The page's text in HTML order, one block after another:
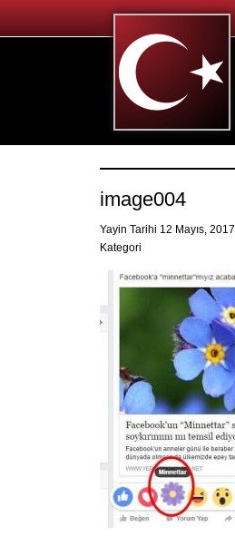
image004
Yayin Tarihi 12 Mayıs, 2017
Kategori